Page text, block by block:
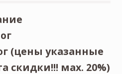
(цены указанные
скидки!!! мах. 20%)